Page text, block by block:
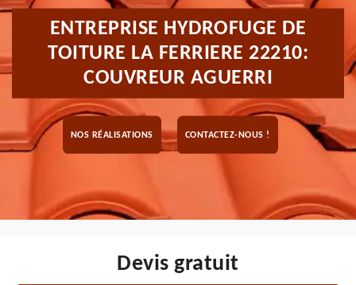
ENTREPRISE HYDROFUGE DE
TOITURE LA FERRIERE 22210:
COUVREUR AGUERRI
NOS RÉALISATIONS CONTACTEZ-NOUS !
Devis gratuit